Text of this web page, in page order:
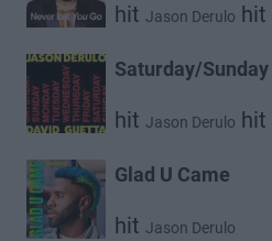
hit Jason Derulo hit
Saturday/Sunday
hit Jason Derulo hit
Glad U Came
hit Jason Derulo